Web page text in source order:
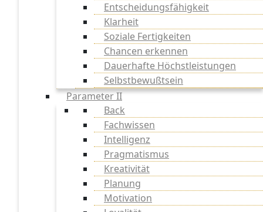
Entscheidungsfähigkeit
Klarheit
Soziale Fertigkeiten
Chancen erkennen
Dauerhafte Höchstleistungen
Selbstbewußtsein
Parameter II
Back
Fachwissen
Intelligenz
Pragmatismus
Kreativität
Planung
Motivation